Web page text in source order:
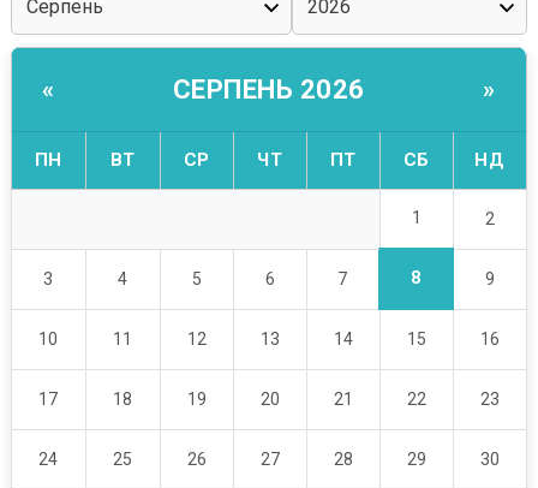
« СЕРПЕНЬ 2026 »
ПН ВТ СР ЧТ ПТ СБ НД
1 2
3 4 5 6 7 8 9
10 11 12 13 14 15 16
17 18 19 20 21 22 23
24 25 26 27 28 29 30